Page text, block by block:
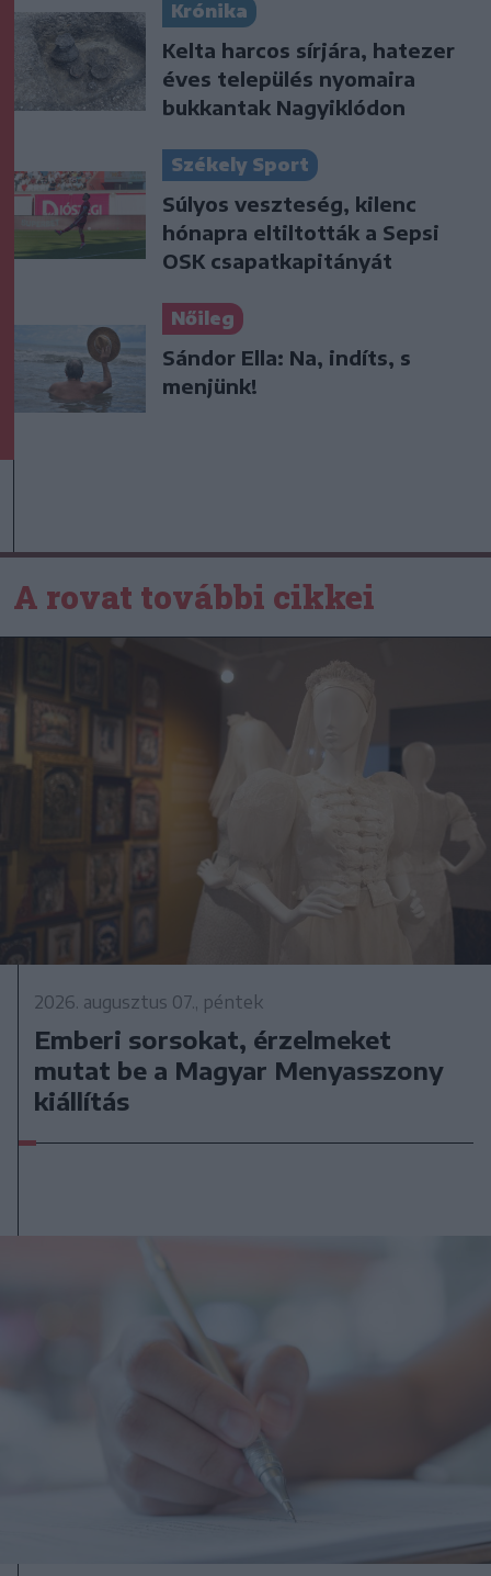
Krónika
Kelta harcos sírjára, hatezer
éves település nyomaira
bukkantak Nagyiklódon
Székely Sport
Súlyos veszteség, kilenc
hónapra eltiltották a Sepsi
OSK csapatkapitányát
Nőileg
Sándor Ella: Na, indíts, s
menjünk!
A rovat további cikkei
2026. augusztus 07., péntek
Emberi sorsokat, érzelmeket
mutat be a Magyar Menyasszony
kiállítás